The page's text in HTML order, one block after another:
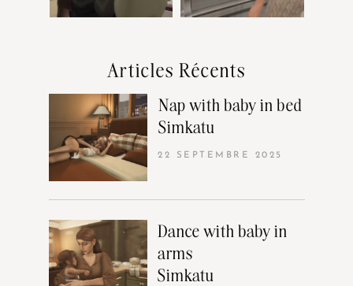
Articles Récents
Nap with baby in bed
Simkatu
22 SEPTEMBRE 2025
Dance with baby in
arms
Simkatu